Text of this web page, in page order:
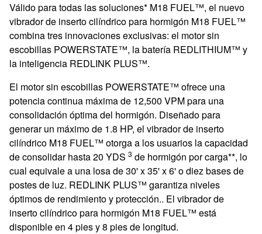
Válido para todas las soluciones* M18 FUEL™, el nuevo
vibrador de inserto cilíndrico para hormigón M18 FUEL™
combina tres innovaciones exclusivas: el motor sin
escobillas POWERSTATE™, la batería REDLITHIUM™ y
la inteligencia REDLINK PLUS™.
El motor sin escobillas POWERSTATE™ ofrece una
potencia continua máxima de 12,500 VPM para una
consolidación óptima del hormigón. Diseñado para
generar un máximo de 1.8 HP, el vibrador de inserto
cilíndrico M18 FUEL™ otorga a los usuarios la capacidad
de consolidar hasta 20 YDS 3 de hormigón por carga**, lo
cual equivale a una losa de 30' x 35' x 6' o diez bases de
postes de luz. REDLINK PLUS™ garantiza niveles
óptimos de rendimiento y protección.. El vibrador de
inserto cilíndrico para hormigón M18 FUEL™ está
disponible en 4 pies y 8 pies de longitud.